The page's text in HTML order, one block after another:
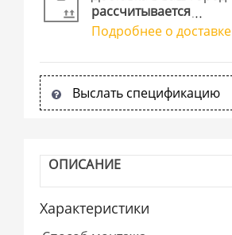
рассчитывается
Подробнее о доставке
Выслать спецификацию
ОПИСАНИЕ
Характеристики